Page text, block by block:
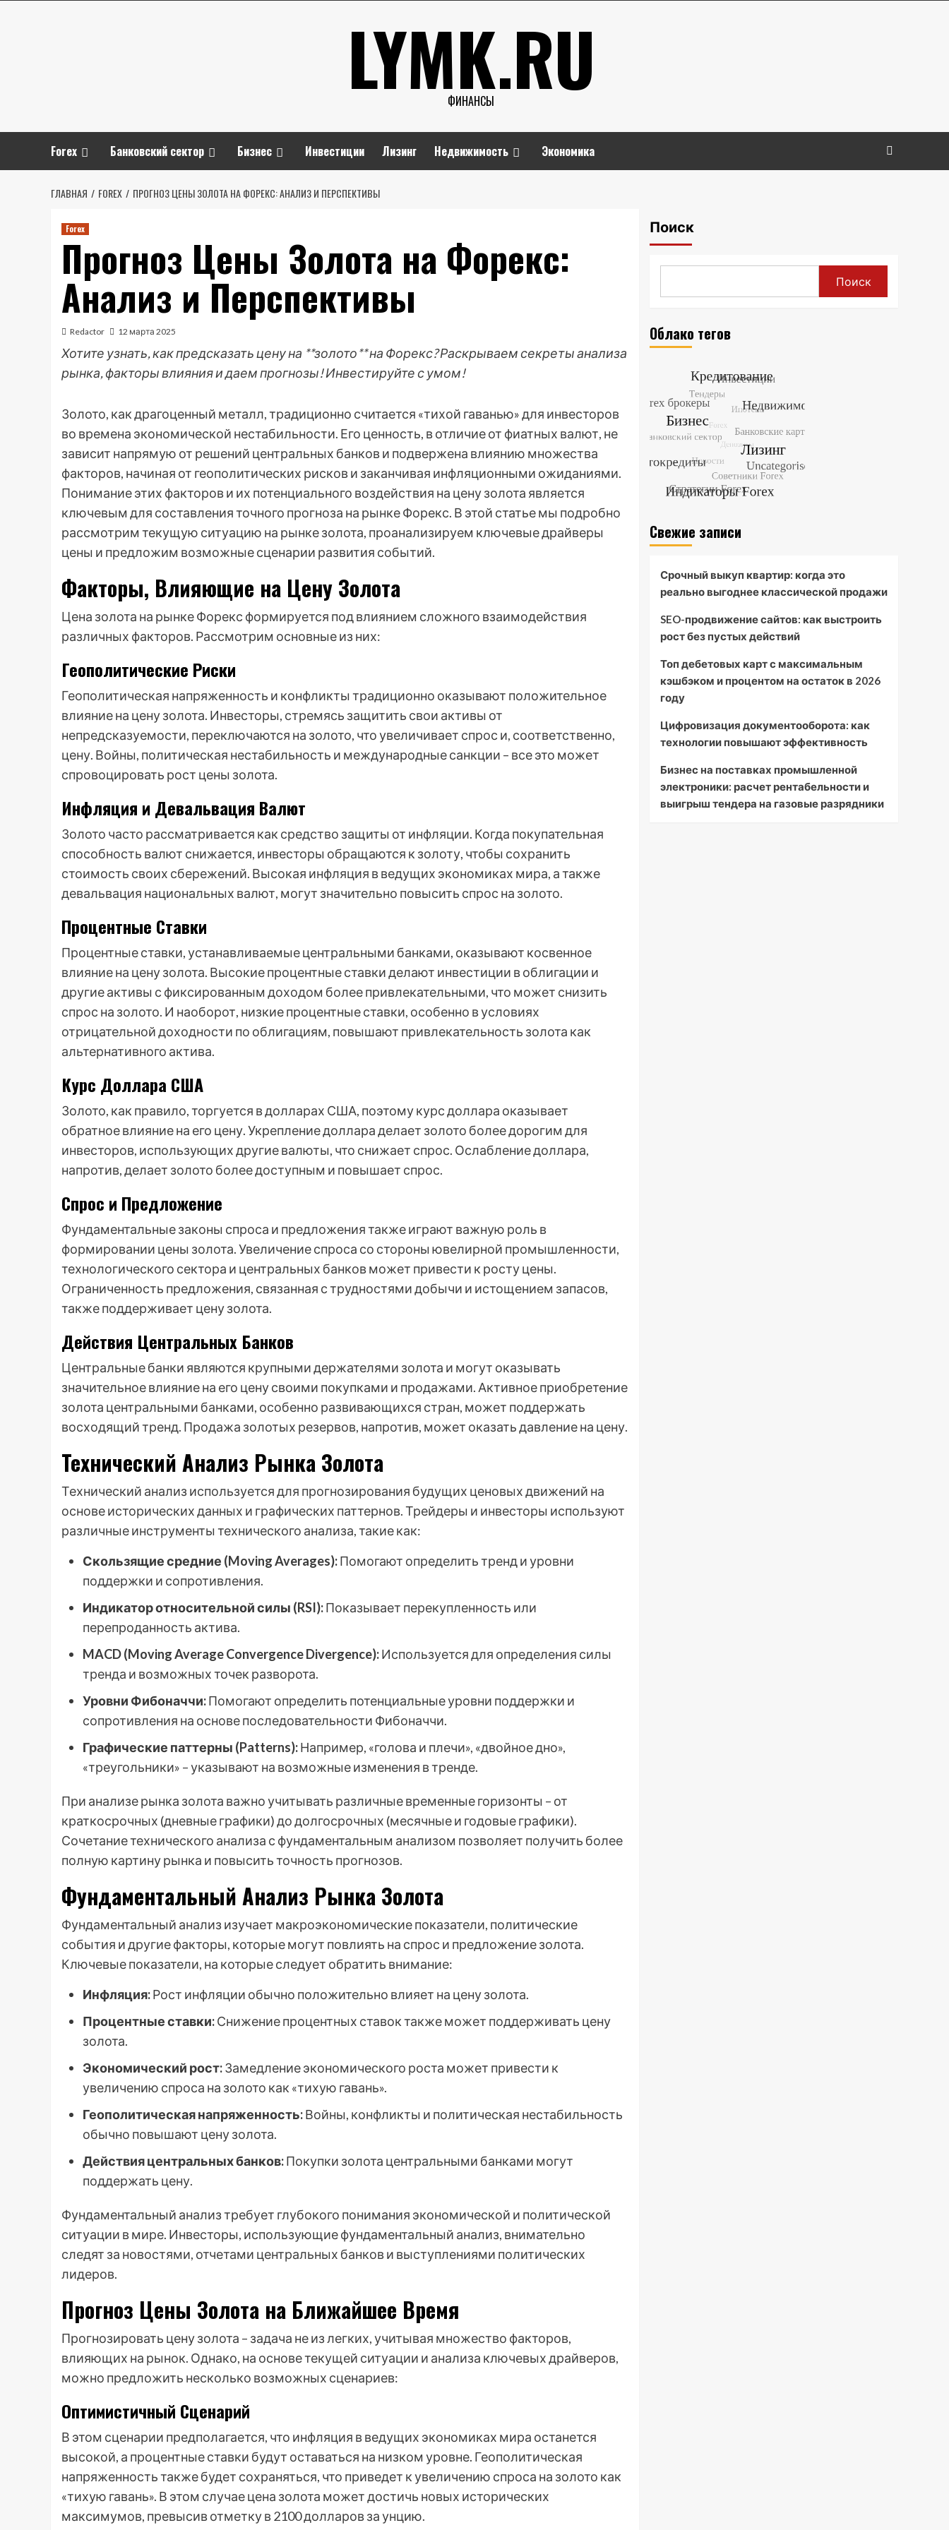
LYMK.RU
ФИНАНСЫ
Forex Банковский сектор Бизнес Инвестиции Лизинг Недвижимость Экономика
ГЛАВНАЯ FOREX ПРОГНОЗ ЦЕНЫ ЗОЛОТА НА ФОРЕКС: АНАЛИЗ И ПЕРСПЕКТИВЫ
Forex
Прогноз Цены Золота на Форекс:
Анализ и Перспективы
Redactor 12 марта 2025
Хотите узнать, как предсказать цену на **золото** на Форекс? Раскрываем секреты анализа
рынка, факторы влияния и даем прогнозы! Инвестируйте с умом!
Золото, как драгоценный металл, традиционно считается «тихой гаванью» для инвесторов
во времена экономической нестабильности. Его ценность, в отличие от фиатных валют, не
зависит напрямую от решений центральных банков и подвержена влиянию множества
факторов, начиная от геополитических рисков и заканчивая инфляционными ожиданиями.
Понимание этих факторов и их потенциального воздействия на цену золота является
ключевым для составления точного прогноза на рынке Форекс. В этой статье мы подробно
рассмотрим текущую ситуацию на рынке золота, проанализируем ключевые драйверы
цены и предложим возможные сценарии развития событий.
Факторы, Влияющие на Цену Золота
Цена золота на рынке Форекс формируется под влиянием сложного взаимодействия
различных факторов. Рассмотрим основные из них:
Геополитические Риски
Геополитическая напряженность и конфликты традиционно оказывают положительное
влияние на цену золота. Инвесторы, стремясь защитить свои активы от
непредсказуемости, переключаются на золото, что увеличивает спрос и, соответственно,
цену. Войны, политическая нестабильность и международные санкции – все это может
спровоцировать рост цены золота.
Инфляция и Девальвация Валют
Золото часто рассматривается как средство защиты от инфляции. Когда покупательная
способность валют снижается, инвесторы обращаются к золоту, чтобы сохранить
стоимость своих сбережений. Высокая инфляция в ведущих экономиках мира, а также
девальвация национальных валют, могут значительно повысить спрос на золото.
Процентные Ставки
Процентные ставки, устанавливаемые центральными банками, оказывают косвенное
влияние на цену золота. Высокие процентные ставки делают инвестиции в облигации и
другие активы с фиксированным доходом более привлекательными, что может снизить
спрос на золото. И наоборот, низкие процентные ставки, особенно в условиях
отрицательной доходности по облигациям, повышают привлекательность золота как
альтернативного актива.
Курс Доллара США
Золото, как правило, торгуется в долларах США, поэтому курс доллара оказывает
обратное влияние на его цену. Укрепление доллара делает золото более дорогим для
инвесторов, использующих другие валюты, что снижает спрос. Ослабление доллара,
напротив, делает золото более доступным и повышает спрос.
Спрос и Предложение
Фундаментальные законы спроса и предложения также играют важную роль в
формировании цены золота. Увеличение спроса со стороны ювелирной промышленности,
технологического сектора и центральных банков может привести к росту цены.
Ограниченность предложения, связанная с трудностями добычи и истощением запасов,
также поддерживает цену золота.
Действия Центральных Банков
Центральные банки являются крупными держателями золота и могут оказывать
значительное влияние на его цену своими покупками и продажами. Активное приобретение
золота центральными банками, особенно развивающихся стран, может поддержать
восходящий тренд. Продажа золотых резервов, напротив, может оказать давление на цену.
Технический Анализ Рынка Золота
Технический анализ используется для прогнозирования будущих ценовых движений на
основе исторических данных и графических паттернов. Трейдеры и инвесторы используют
различные инструменты технического анализа, такие как:
Скользящие средние (Moving Averages):Помогают определить тренд и уровни
поддержки и сопротивления.
Индикатор относительной силы (RSI):Показывает перекупленность или
перепроданность актива.
MACD (Moving Average Convergence Divergence):Используется для определения силы
тренда и возможных точек разворота.
Уровни Фибоначчи:Помогают определить потенциальные уровни поддержки и
сопротивления на основе последовательности Фибоначчи.
Графические паттерны (Patterns):Например, «голова и плечи», «двойное дно»,
«треугольники» – указывают на возможные изменения в тренде.
При анализе рынка золота важно учитывать различные временные горизонты – от
краткосрочных (дневные графики) до долгосрочных (месячные и годовые графики).
Сочетание технического анализа с фундаментальным анализом позволяет получить более
полную картину рынка и повысить точность прогнозов.
Фундаментальный Анализ Рынка Золота
Фундаментальный анализ изучает макроэкономические показатели, политические
события и другие факторы, которые могут повлиять на спрос и предложение золота.
Ключевые показатели, на которые следует обратить внимание:
Инфляция:Рост инфляции обычно положительно влияет на цену золота.
Процентные ставки:Снижение процентных ставок также может поддерживать цену
золота.
Экономический рост:Замедление экономического роста может привести к
увеличению спроса на золото как «тихую гавань».
Геополитическая напряженность:Войны, конфликты и политическая нестабильность
обычно повышают цену золота.
Действия центральных банков:Покупки золота центральными банками могут
поддержать цену.
Фундаментальный анализ требует глубокого понимания экономической и политической
ситуации в мире. Инвесторы, использующие фундаментальный анализ, внимательно
следят за новостями, отчетами центральных банков и выступлениями политических
лидеров.
Прогноз Цены Золота на Ближайшее Время
Прогнозировать цену золота – задача не из легких, учитывая множество факторов,
влияющих на рынок. Однако, на основе текущей ситуации и анализа ключевых драйверов,
можно предложить несколько возможных сценариев:
Оптимистичный Сценарий
В этом сценарии предполагается, что инфляция в ведущих экономиках мира останется
высокой, а процентные ставки будут оставаться на низком уровне. Геополитическая
напряженность также будет сохраняться, что приведет к увеличению спроса на золото как
«тихую гавань». В этом случае цена золота может достичь новых исторических
максимумов, превысив отметку в 2100 долларов за унцию.
Поиск
Поиск
Облако тегов
Свежие записи
Срочный выкуп квартир: когда это
реально выгоднее классической продажи
SEO-продвижение сайтов: как выстроить
рост без пустых действий
Топ дебетовых карт с максимальным
кэшбэком и процентом на остаток в 2026
году
Цифровизация документооборота: как
технологии повышают эффективность
Бизнес на поставках промышленной
электроники: расчет рентабельности и
выигрыш тендера на газовые разрядники